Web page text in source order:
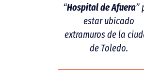
“Hospital de Afuera”
estar ubicado
extramuros de la
de Toledo.